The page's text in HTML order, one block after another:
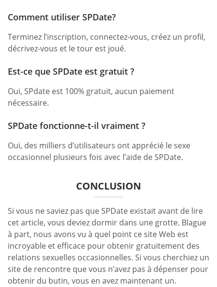
Comment utiliser SPDate?
Terminez l’inscription, connectez-vous, créez un profil,
décrivez-vous et le tour est joué.
Est-ce que SPDate est gratuit ?
Oui, SPdate est 100% gratuit, aucun paiement
nécessaire.
SPDate fonctionne-t-il vraiment ?
Oui, des milliers d’utilisateurs ont apprécié le sexe
occasionnel plusieurs fois avec l’aide de SPDate.
CONCLUSION
Si vous ne saviez pas que SPDate existait avant de lire
cet article, vous deviez dormir dans une grotte. Blague
à part, nous avons vu à quel point ce site Web est
incroyable et efficace pour obtenir gratuitement des
relations sexuelles occasionnelles. Si vous cherchiez un
site de rencontre que vous n’avez pas à dépenser pour
obtenir du butin, vous en avez maintenant un.